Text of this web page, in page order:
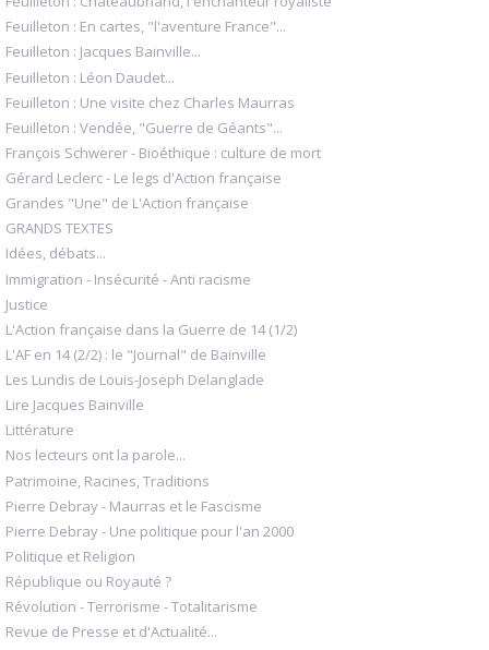
Feuilleton : En cartes, "l'aventure France"...
Feuilleton : Jacques Bainville...
Feuilleton : Léon Daudet...
Feuilleton : Une visite chez Charles Maurras
Feuilleton : Vendée, "Guerre de Géants"...
François Schwerer - Bioéthique : culture de mort
Gérard Leclerc - Le legs d'Action française
Grandes "Une" de L'Action française
GRANDS TEXTES
Idées, débats...
Immigration - Insécurité - Anti racisme
Justice
L'Action française dans la Guerre de 14 (1/2)
L'AF en 14 (2/2) : le "Journal" de Bainville
Les Lundis de Louis-Joseph Delanglade
Lire Jacques Bainville
Littérature
Nos lecteurs ont la parole...
Patrimoine, Racines, Traditions
Pierre Debray - Maurras et le Fascisme
Pierre Debray - Une politique pour l'an 2000
Politique et Religion
République ou Royauté ?
Révolution - Terrorisme - Totalitarisme
Revue de Presse et d'Actualité...